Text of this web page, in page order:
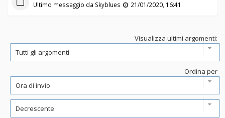
Ultimo messaggio da Skyblues 21/01/2020, 16:41
Visualizza ultimi argomenti:
Ordina per